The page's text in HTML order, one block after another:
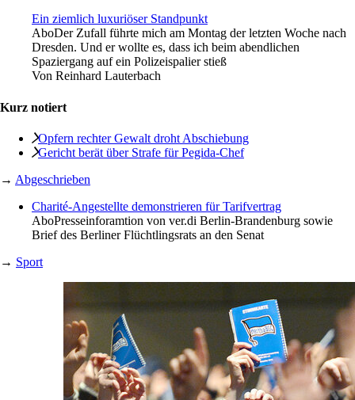
Ein ziemlich luxuriöser Standpunkt
AboDer Zufall führte mich am Montag der letzten Woche nach
Dresden. Und er wollte es, dass ich beim abendlichen
Spaziergang auf ein Polizeispalier stieß
Von Reinhard Lauterbach
Kurz notiert
Opfern rechter Gewalt droht Abschiebung
Gericht berät über Strafe für Pegida-Chef
→ Abgeschrieben
Charité-Angestellte demonstrieren für Tarifvertrag
AboPresseinforamtion von ver.di Berlin-Brandenburg sowie
Brief des Berliner Flüchtlingsrats an den Senat
→ Sport